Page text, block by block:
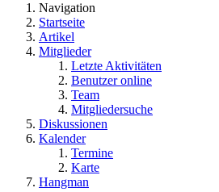
Navigation
Startseite
Artikel
Mitglieder
Letzte Aktivitäten
Benutzer online
Team
Mitgliedersuche
Diskussionen
Kalender
Termine
Karte
Hangman